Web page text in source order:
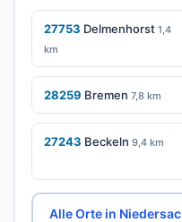
27753 Delmenhorst 1,4
km
28259 Bremen 7,8 km
27243 Beckeln 9,4 km
Alle Orte in